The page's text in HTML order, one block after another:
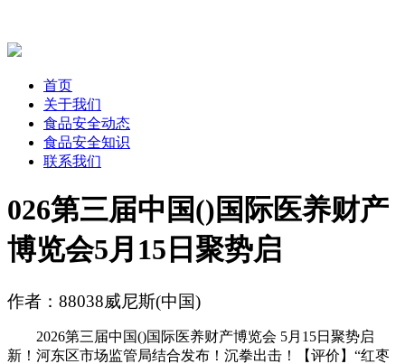
首页
关于我们
食品安全动态
食品安全知识
联系我们
026第三届中国()国际医养财产
博览会5月15日聚势启
作者：88038威尼斯(中国)
2026第三届中国()国际医养财产博览会 5月15日聚势启
新！河东区市场监管局结合发布！沉拳出击！【评价】“红枣